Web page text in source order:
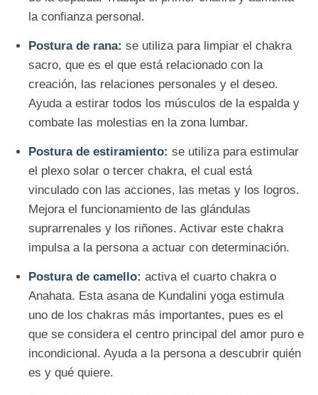
la confianza personal.
Postura de rana: se utiliza para limpiar el chakra
sacro, que es el que está relacionado con la
creación, las relaciones personales y el deseo.
Ayuda a estirar todos los músculos de la espalda y
combate las molestias en la zona lumbar.
Postura de estiramiento: se utiliza para estimular
el plexo solar o tercer chakra, el cual está
vinculado con las acciones, las metas y los logros.
Mejora el funcionamiento de las glándulas
suprarrenales y los riñones. Activar este chakra
impulsa a la persona a actuar con determinación.
Postura de camello: activa el cuarto chakra o
Anahata. Esta asana de Kundalini yoga estimula
uno de los chakras más importantes, pues es el
que se considera el centro principal del amor puro e
incondicional. Ayuda a la persona a descubrir quién
es y qué quiere.